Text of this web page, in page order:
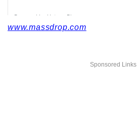
www.massdrop.com
Sponsored Links